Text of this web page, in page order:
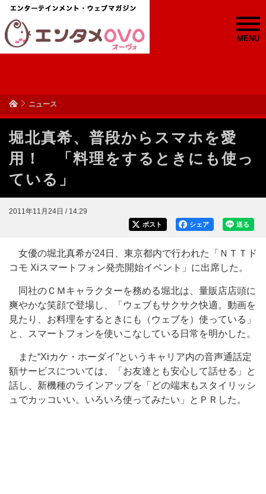
MENU
ニュース
堀北真希、普段からスマホを愛
用！ 「料理をするときにも使っ
ている」
2011年11月24日 / 14:29
送る
シェア
ポスト
女優の堀北真希が24日、東京都内で行われた「ＮＴＴド
コモ Xiスマートフォン発売開始イベント」に出席した。
同社のＣＭキャラクターを務める堀北は、量販店店頭に
爽やかな笑顔で登場し、「ウェブもサクサク快適。動画を
見たり、お料理をするときにも（ウェブを）使っている」
と、スマートフォンを使いこなしている日常を明かした。
また“Xiカケ・ホーダイ”というキャリア内の音声通話定
額サービスについては、「お友達とも安心して話せる」と
話し、新機種のラインアップを「どの端末もスタイリッシ
ュでカッコいい。いろいろ使ってみたい」とＰＲした。